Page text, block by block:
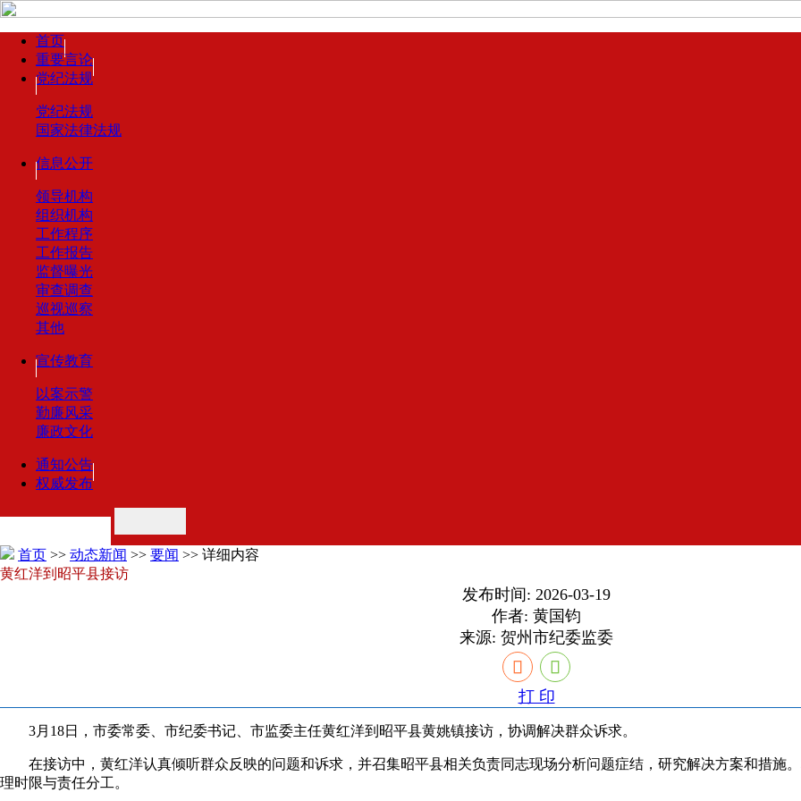
首页
重要言论
党纪法规
党纪法规
国家法律法规
信息公开
领导机构
组织机构
工作程序
工作报告
监督曝光
审查调查
巡视巡察
其他
宣传教育
以案示警
勤廉风采
廉政文化
通知公告
权威发布
首页 >> 动态新闻 >> 要闻 >> 详细内容
黄红洋到昭平县接访
发布时间: 2026-03-19
作者: 黄国钧
来源: 贺州市纪委监委
打 印
3月18日，市委常委、市纪委书记、市监委主任黄红洋到昭平县黄姚镇接访，协调解决群众诉求。
在接访中，黄红洋认真倾听群众反映的问题和诉求，并召集昭平县相关负责同志现场分析问题症结，研究解决方案和措施
理时限与责任分工。